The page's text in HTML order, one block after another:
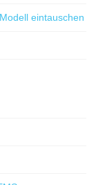
eintauschen